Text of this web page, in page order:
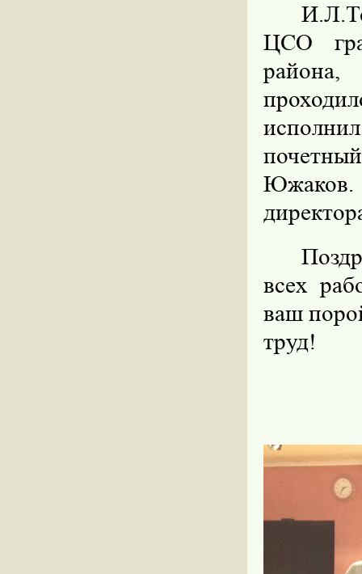
ЦСО
Южаков.
всех
ваш
труд!